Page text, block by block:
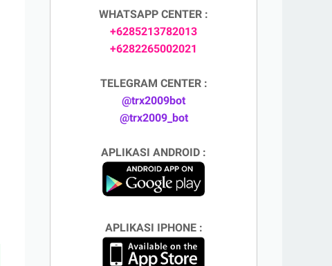
WHATSAPP CENTER :
+6285213782013
+6282265002021
TELEGRAM CENTER :
@trx2009bot
@trx2009_bot
APLIKASI ANDROID :
APLIKASI IPHONE :